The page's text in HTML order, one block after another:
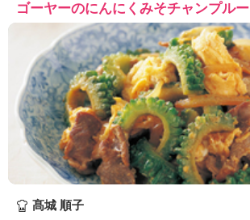
ゴーヤーのにんにくみそチャンプルー
髙城 順子